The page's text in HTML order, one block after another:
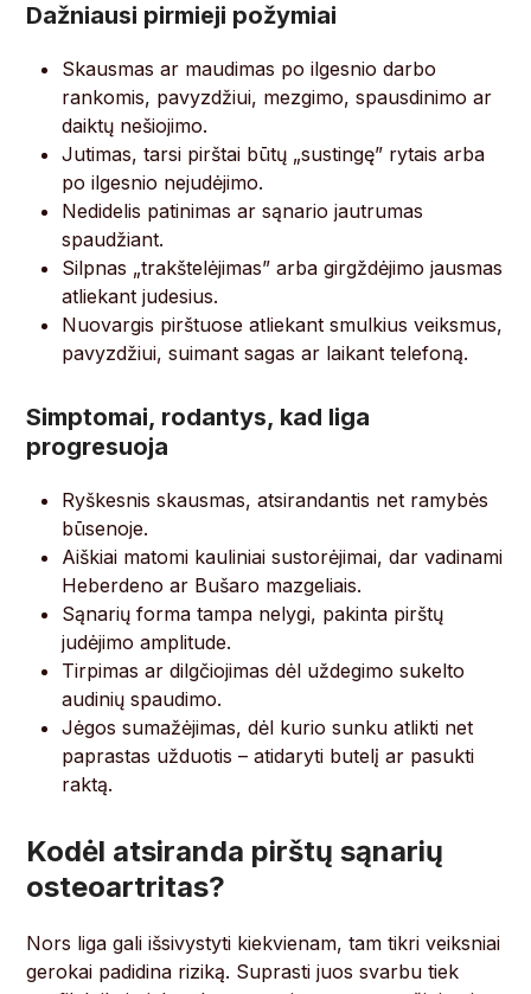
Dažniausi pirmieji požymiai
Skausmas ar maudimas po ilgesnio darbo
rankomis, pavyzdžiui, mezgimo, spausdinimo ar
daiktų nešiojimo.
Jutimas, tarsi pirštai būtų „sustingę” rytais arba
po ilgesnio nejudėjimo.
Nedidelis patinimas ar sąnario jautrumas
spaudžiant.
Silpnas „trakštelėjimas” arba girgždėjimo jausmas
atliekant judesius.
Nuovargis pirštuose atliekant smulkius veiksmus,
pavyzdžiui, suimant sagas ar laikant telefoną.
Simptomai, rodantys, kad liga
progresuoja
Ryškesnis skausmas, atsirandantis net ramybės
būsenoje.
Aiškiai matomi kauliniai sustorėjimai, dar vadinami
Heberdeno ar Bušaro mazgeliais.
Sąnarių forma tampa nelygi, pakinta pirštų
judėjimo amplitude.
Tirpimas ar dilgčiojimas dėl uždegimo sukelto
audinių spaudimo.
Jėgos sumažėjimas, dėl kurio sunku atlikti net
paprastas užduotis – atidaryti butelį ar pasukti
raktą.
Kodėl atsiranda pirštų sąnarių
osteoartritas?
Nors liga gali išsivystyti kiekvienam, tam tikri veiksniai
gerokai padidina riziką. Suprasti juos svarbu tiek